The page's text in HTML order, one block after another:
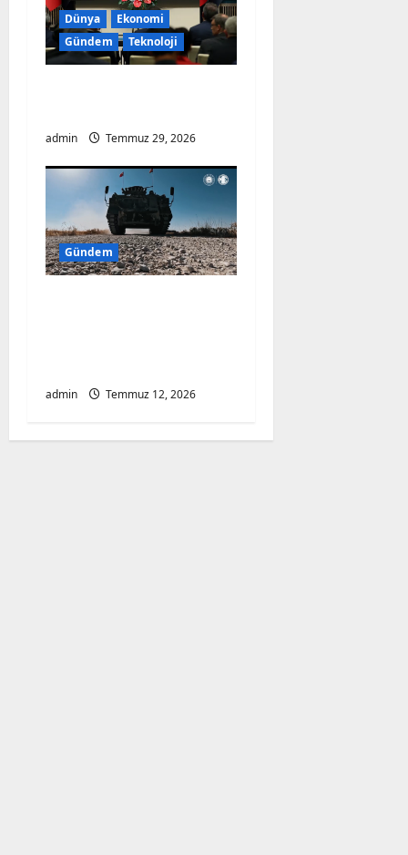
Dünya
Ekonomi
Gündem
Teknoloji
admin Temmuz 29, 2026
Gündem
admin Temmuz 12, 2026